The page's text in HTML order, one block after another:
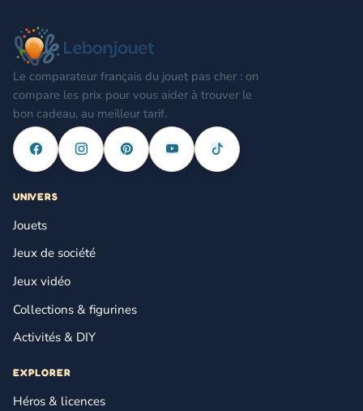
Le comparateur français du jouet pas cher : on
compare les prix pour vous aider à trouver le
bon cadeau, au meilleur tarif.
UNIVERS
Jouets
Jeux de société
Jeux vidéo
Collections & figurines
Activités & DIY
EXPLORER
Héros & licences